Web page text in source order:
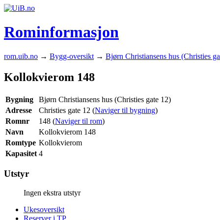
Rominformasjon
rom.uib.no → Bygg-oversikt → Bjørn Christiansens hus (Christies
Kollokvierom 148
Bygning
Bjørn Christiansens hus (Christies gate 12)
Adresse
Christies gate 12 (Naviger til bygning)
Romnr
148 (Naviger til rom)
Navn
Kollokvierom 148
Romtype Kollokvierom
Kapasitet 4
Utstyr
Ingen ekstra utstyr
Ukesoversikt